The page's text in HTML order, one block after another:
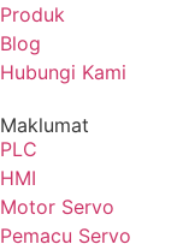
Produk
Blog
Hubungi Kami
Maklumat
PLC
HMI
Motor Servo
Pemacu Servo